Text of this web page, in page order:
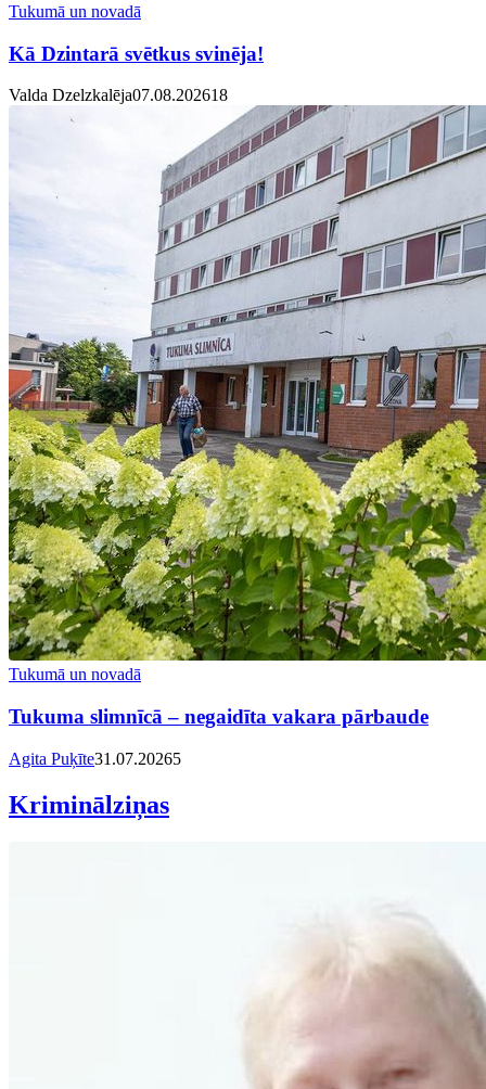
Tukumā un novadā
Kā Dzintarā svētkus svinēja!
Valda Dzelzkalēja07.08.202618
Tukumā un novadā
Tukuma slimnīcā – negaidīta vakara pārbaude
Agita Puķīte31.07.20265
Kriminālziņas